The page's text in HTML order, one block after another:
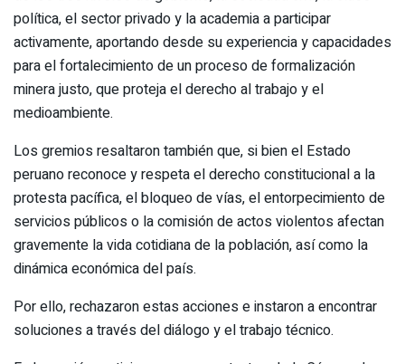
política, el sector privado y la academia a participar
activamente, aportando desde su experiencia y capacidades
para el fortalecimiento de un proceso de formalización
minera justo, que proteja el derecho al trabajo y el
medioambiente.
Los gremios resaltaron también que, si bien el Estado
peruano reconoce y respeta el derecho constitucional a la
protesta pacífica, el bloqueo de vías, el entorpecimiento de
servicios públicos o la comisión de actos violentos afectan
gravemente la vida cotidiana de la población, así como la
dinámica económica del país.
Por ello, rechazaron estas acciones e instaron a encontrar
soluciones a través del diálogo y el trabajo técnico.